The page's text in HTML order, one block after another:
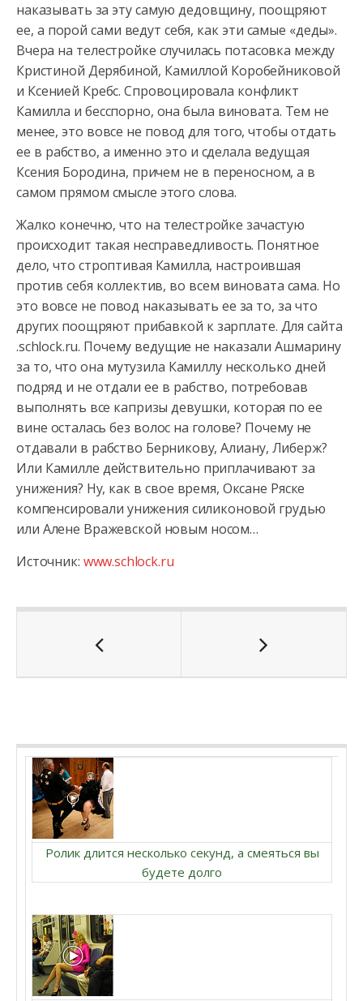
наказывать за эту самую дедовщину, поощряют
ее, а порой сами ведут себя, как эти самые «деды».
Вчера на телестройке случилась потасовка между
Кристиной Дерябиной, Камиллой Коробейниковой
и Ксенией Кребс. Спровоцировала конфликт
Камилла и бесспорно, она была виновата. Тем не
менее, это вовсе не повод для того, чтобы отдать
ее в рабство, а именно это и сделала ведущая
Ксения Бородина, причем не в переносном, а в
самом прямом смысле этого слова.
Жалко конечно, что на телестройке зачастую
происходит такая несправедливость. Понятное
дело, что строптивая Камилла, настроившая
против себя коллектив, во всем виновата сама. Но
это вовсе не повод наказывать ее за то, за что
других поощряют прибавкой к зарплате. Для сайта
.schlock.ru. Почему ведущие не наказали Ашмарину
за то, что она мутузила Камиллу несколько дней
подряд и не отдали ее в рабство, потребовав
выполнять все капризы девушки, которая по ее
вине осталась без волос на голове? Почему не
отдавали в рабство Берникову, Алиану, Либерж?
Или Камилле действительно приплачивают за
унижения? Ну, как в свое время, Оксане Ряске
компенсировали унижения силиконовой грудью
или Алене Вражевской новым носом…
Источник: www.schlock.ru
Ролик длится несколько секунд, а смеяться вы
будете долго